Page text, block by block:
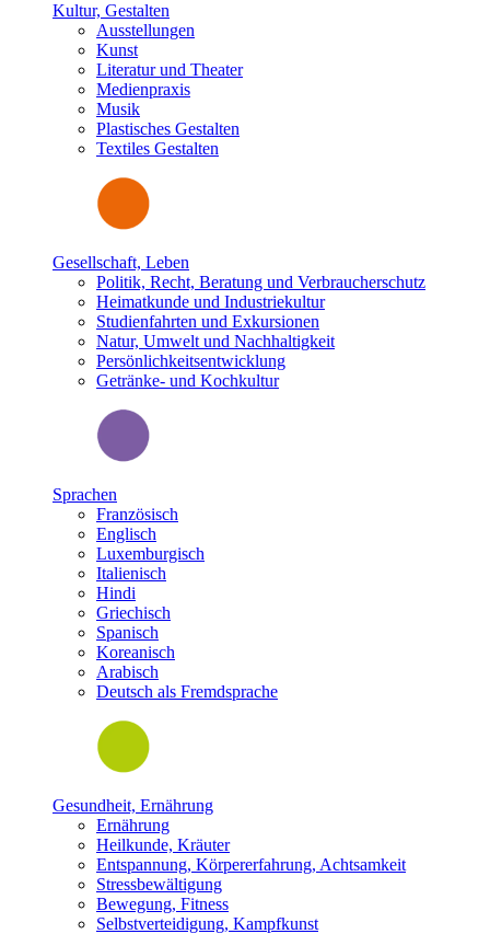
Kultur, Gestalten
Ausstellungen
Kunst
Literatur und Theater
Medienpraxis
Musik
Plastisches Gestalten
Textiles Gestalten
Gesellschaft, Leben
Politik, Recht, Beratung und Verbraucherschutz
Heimatkunde und Industriekultur
Studienfahrten und Exkursionen
Natur, Umwelt und Nachhaltigkeit
Persönlichkeitsentwicklung
Getränke- und Kochkultur
Sprachen
Französisch
Englisch
Luxemburgisch
Italienisch
Hindi
Griechisch
Spanisch
Koreanisch
Arabisch
Deutsch als Fremdsprache
Gesundheit, Ernährung
Ernährung
Heilkunde, Kräuter
Entspannung, Körpererfahrung, Achtsamkeit
Stressbewältigung
Bewegung, Fitness
Selbstverteidigung, Kampfkunst